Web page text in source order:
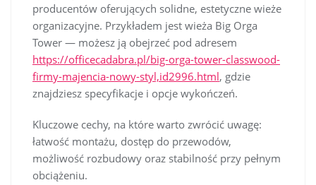
producentów oferujących solidne, estetyczne wieże
organizacyjne. Przykładem jest wieża Big Orga
Tower — możesz ją obejrzeć pod adresem
https://officecadabra.pl/big-orga-tower-classwood-
firmy-majencia-nowy-styl,id2996.html, gdzie
znajdziesz specyfikacje i opcje wykończeń.
Kluczowe cechy, na które warto zwrócić uwagę:
łatwość montażu, dostęp do przewodów,
możliwość rozbudowy oraz stabilność przy pełnym
obciążeniu.